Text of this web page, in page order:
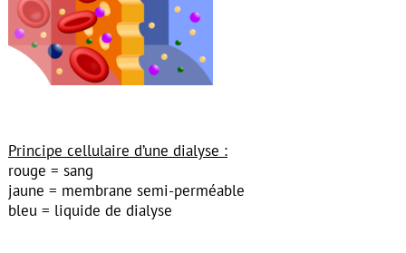
Principe cellulaire d’une dialyse :
rouge = sang
jaune = membrane semi-perméable
bleu = liquide de dialyse